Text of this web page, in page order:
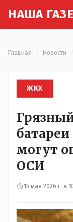
НАША Г
Главная Новости
ЖКХ
батареи
могут
ОСИ
15 мая 2026 г. в